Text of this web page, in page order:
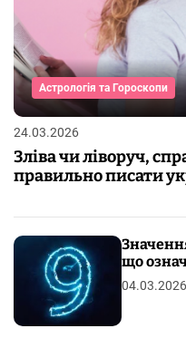
Астрологія та Гороскопи
24.03.2026
Зліва чи ліворуч,
правильно писати
що
04.03.2026